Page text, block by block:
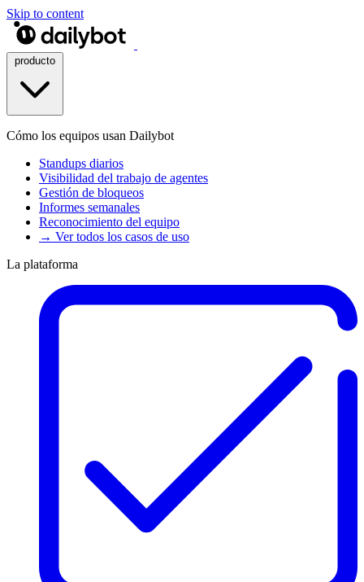
Skip to content
Cómo los equipos usan Dailybot
Standups diarios
Visibilidad del trabajo de agentes
Gestión de bloqueos
Informes semanales
Reconocimiento del equipo
→ Ver todos los casos de uso
La plataforma